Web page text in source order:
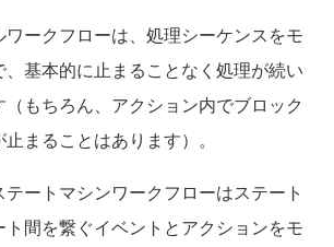
ークフローは、処理シーケンスをモ
基本的に止まることなく処理が続い
もちろん、アクション内でブロック
まることはあります）。
ートマシンワークフローはステート
ト間を繋ぐイベントとアクションをモ